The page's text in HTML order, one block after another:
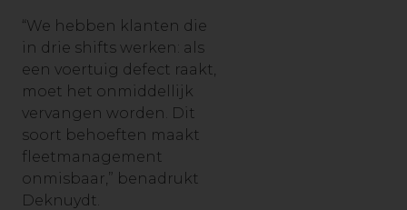
“We hebben klanten die
in drie shifts werken: als
een voertuig defect raakt,
moet het onmiddellijk
vervangen worden. Dit
soort behoeften maakt
fleetmanagement
onmisbaar,” benadrukt
Deknuydt.